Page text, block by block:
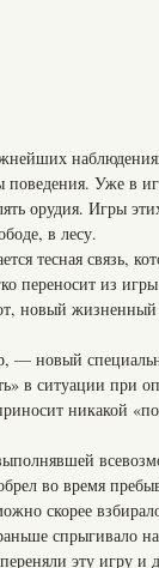
Уже в
орудия. Игры
в лесу.
тесная связь,
переносит из
новый жизненный
— новый
в ситуации при
никакой
во время
скорее
спрыгивало
эту игру и